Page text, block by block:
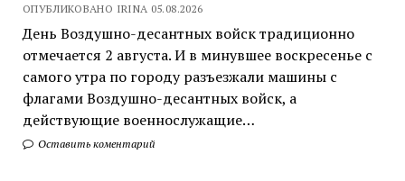
ОПУБЛИКОВАНО IRINA 05.08.2026
День Воздушно-десантных войск традиционно
отмечается 2 августа. И в минувшее воскресенье с
самого утра по городу разъезжали машины с
флагами Воздушно-десантных войск, а
действующие военнослужащие…
Оставить коментарий